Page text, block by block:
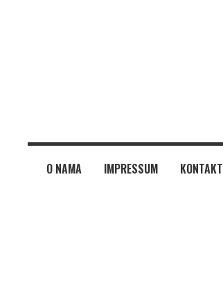
O NAMA IMPRESSUM KONTAKT